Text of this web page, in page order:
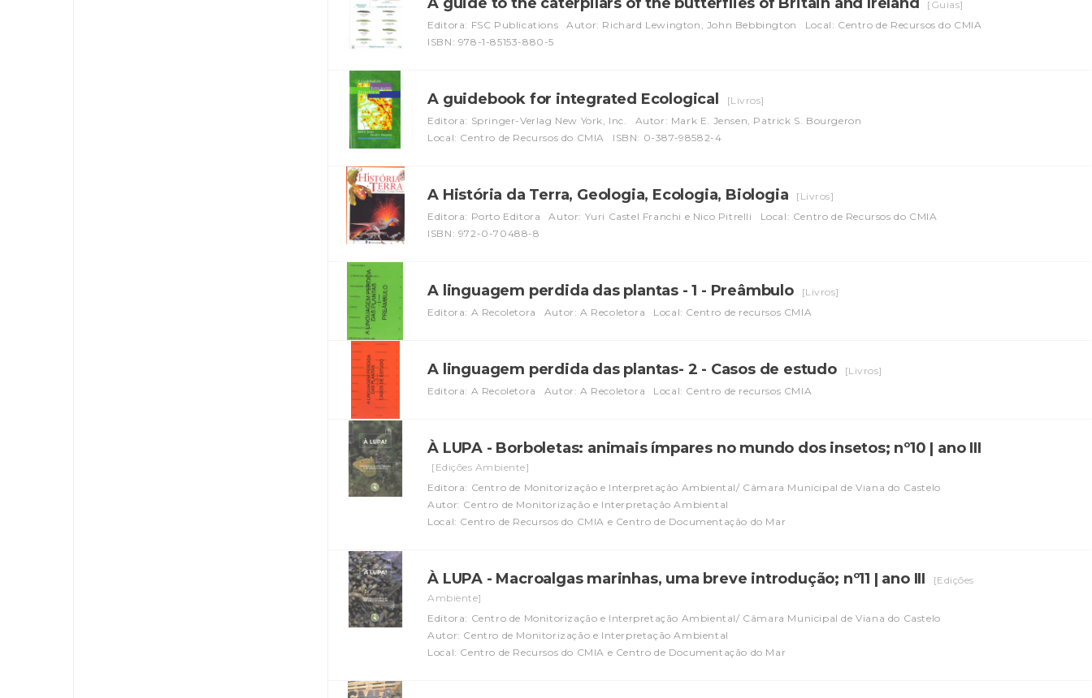
[Guias]
Editora: FSC Publications
Autor: Richard Lewington, John Bebbington
Local: Centro de Recursos do CMIA
ISBN: 978-1-85153-880-5
A guidebook for integrated Ecological
[Livros]
Editora: Springer-Verlag New York, Inc.
Autor: Mark E. Jensen, Patrick S. Bourgeron
Local: Centro de Recursos do CMIA
ISBN: 0-387-98582-4
A História da Terra, Geologia, Ecologia, Biologia
[Livros]
Editora: Porto Editora
Autor: Yuri Castel Franchi e Nico Pitrelli
Local: Centro de Recursos do CMIA
ISBN: 972-0-70488-8
A linguagem perdida das plantas - 1 - Preâmbulo
[Livros]
Editora: A Recoletora
Autor: A Recoletora Local: Centro de recursos CMIA
A linguagem perdida das plantas- 2 - Casos de estudo
[Livros]
Editora: A Recoletora
Autor: A Recoletora Local: Centro de recursos CMIA
À LUPA - Borboletas: animais ímpares no mundo dos insetos; nº10 | ano III
[Edições Ambiente]
Editora: Centro de Monitorização e Interpretação Ambiental/ Câmara Municipal de Viana do Castelo
Autor: Centro de Monitorização e Interpretação Ambiental
Local: Centro de Recursos do CMIA e Centro de Documentação do Mar
À LUPA - Macroalgas marinhas, uma breve introdução; nº11 | ano III
[Edições
Ambiente]
Editora: Centro de Monitorização e Interpretação Ambiental/ Câmara Municipal de Viana do Castelo
Autor: Centro de Monitorização e Interpretação Ambiental
Local: Centro de Recursos do CMIA e Centro de Documentação do Mar